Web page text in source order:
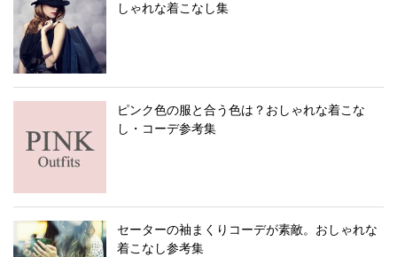
しゃれな着こなし集
ピンク色の服と合う色は？おしゃれな着こな
し・コーデ参考集
セーターの袖まくりコーデが素敵。おしゃれな
着こなし参考集